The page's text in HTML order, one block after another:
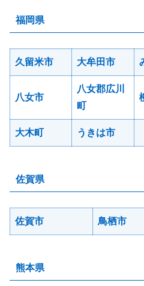
福岡県
久留米市 大牟田市
八女市
八女郡広川
町
大木町 うきは市
佐賀県
佐賀市 鳥栖市
熊本県